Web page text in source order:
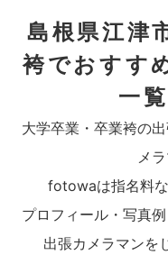
島根県江津
袴でおすす
一覧
大学卒業・卒業袴の
メ
fotowaは指名料
プロフィール・写真
出張カメラマンを